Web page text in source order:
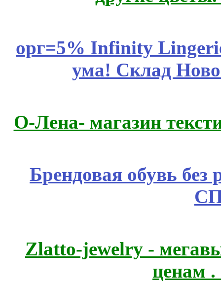
орг=5% Infinity
ума! Склад
О-Лена- магазин
Брендовая обувь без
Zlatto-jewelry -
ценам